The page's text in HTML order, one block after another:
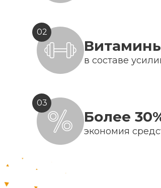
02
в составе
03
Более
экономия